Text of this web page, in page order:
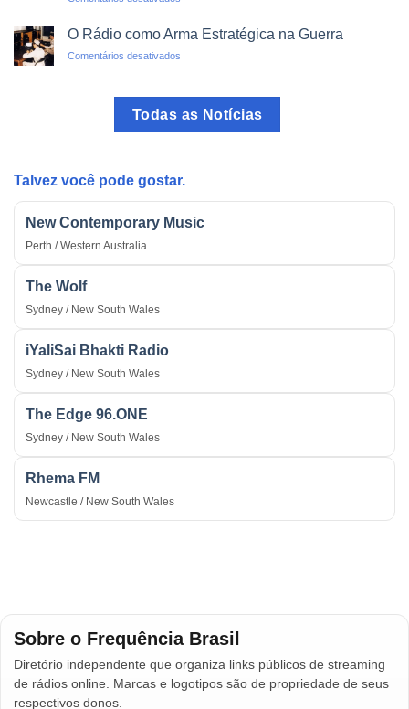
Ilegais
Tradicional
O Rádio como Arma Estratégica na Guerra
Comentários desativados
Arma
Estratégica
Todas as Notícias
Talvez você pode gostar.
New Contemporary Music
Perth / Western Australia
The Wolf
Sydney / New South Wales
iYaliSai Bhakti Radio
Sydney / New South Wales
The Edge 96.ONE
Sydney / New South Wales
Rhema FM
Newcastle / New South Wales
Sobre o Frequência Brasil
Diretório independente que organiza links públicos de streaming
de rádios online. Marcas e logotipos são de propriedade de seus
respectivos donos.